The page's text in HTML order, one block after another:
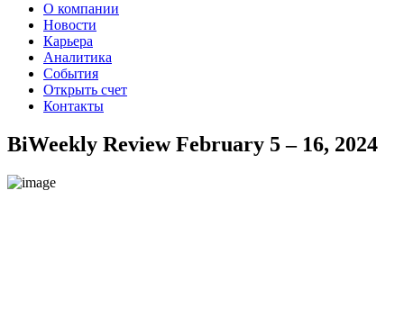
О компании
Новости
Карьера
Аналитика
События
Открыть счет
Контакты
BiWeekly Review February 5 – 16, 2024